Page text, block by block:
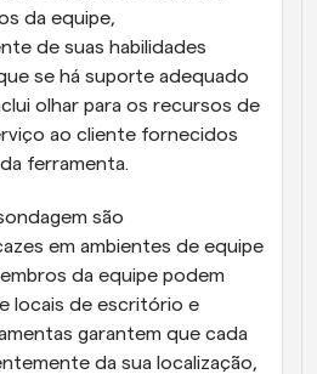
da equipe,
de suas habilidades
se há suporte adequado
olhar para os recursos de
ao cliente fornecidos
ferramenta.
são
em ambientes de equipe
da equipe podem
locais de escritório e
garantem que cada
da sua localização,